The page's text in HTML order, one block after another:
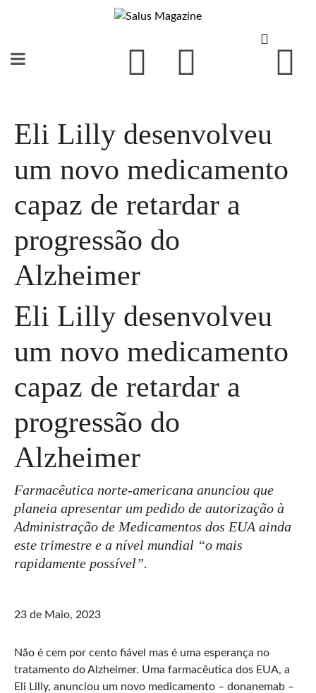
Eli Lilly desenvolveu
um novo medicamento
capaz de retardar a
progressão do
Alzheimer
Eli Lilly desenvolveu
um novo medicamento
capaz de retardar a
progressão do
Alzheimer
Farmacêutica norte-americana anunciou que
planeia apresentar um pedido de autorização à
Administração de Medicamentos dos EUA ainda
este trimestre e a nível mundial “o mais
rapidamente possível”.
23 de Maio, 2023
Não é cem por cento fiável mas é uma esperança no
tratamento do Alzheimer. Uma farmacêutica dos EUA, a
Eli Lilly, anunciou um novo medicamento – donanemab –